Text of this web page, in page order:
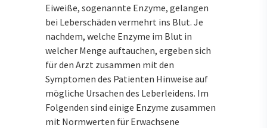
Eiweiße, sogenannte Enzyme, gelangen
bei Leberschäden vermehrt ins Blut. Je
nachdem, welche Enzyme im Blut in
welcher Menge auftauchen, ergeben sich
für den Arzt zusammen mit den
Symptomen des Patienten Hinweise auf
mögliche Ursachen des Leberleidens. Im
Folgenden sind einige Enzyme zusammen
mit Normwerten für Erwachsene